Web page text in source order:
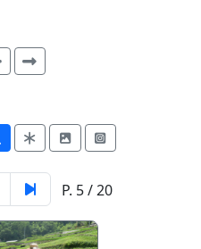
P. 5 / 20